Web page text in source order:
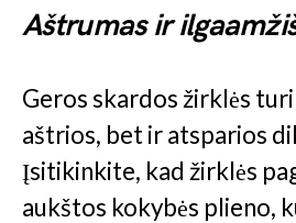
Aštrumas ir
Geros skardos žirklės
aštrios, bet ir atsparios
Įsitikinkite, kad žirklės
aukštos kokybės plieno,